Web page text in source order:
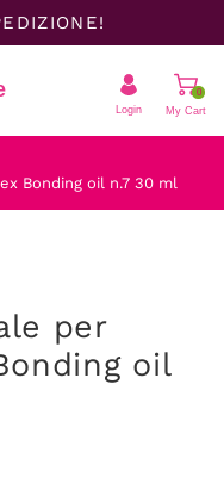
Login
0
My Cart
è vuoto.
Bonding oil n.7 30 ml
per
oil